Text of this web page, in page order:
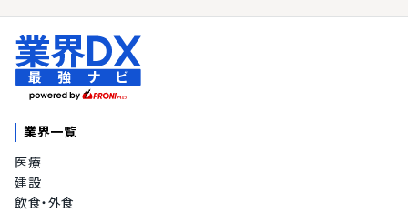
業界一覧
医療
建設
飲食・外食